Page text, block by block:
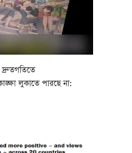
দ্রুতগতিতে
লুকাতে পারছে না: